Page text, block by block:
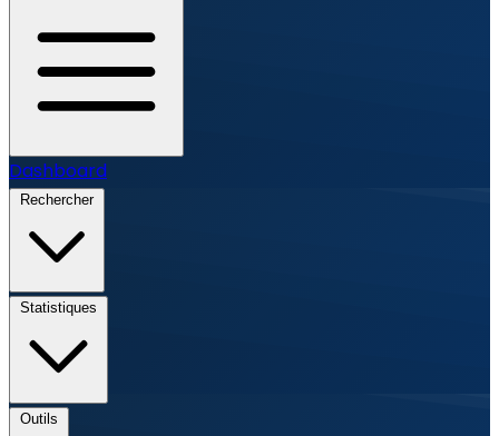
Dashboard
Rechercher
Statistiques
Outils